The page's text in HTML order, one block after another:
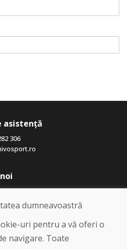
asistență
306
dumneavoastră
uri pentru a vă oferi o
navigare. Toate